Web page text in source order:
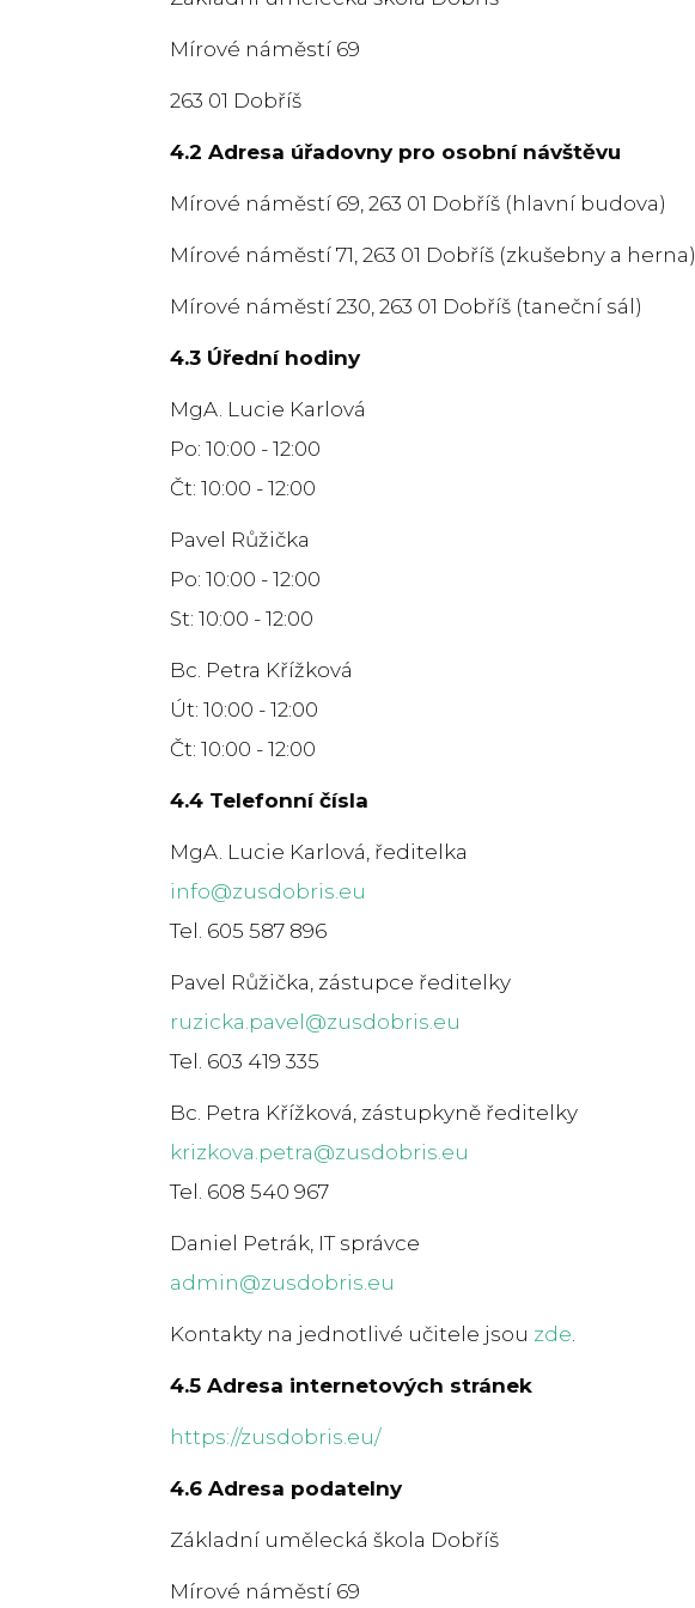
Mírové náměstí 69
263 01 Dobříš
4.2 Adresa úřadovny pro osobní návštěvu
Mírové náměstí 69, 263 01 Dobříš (hlavní budova)
Mírové náměstí 71, 263 01 Dobříš (zkušebny a herna)
Mírové náměstí 230, 263 01 Dobříš (taneční sál)
4.3 Úřední hodiny
MgA. Lucie Karlová
Po: 10:00 - 12:00
Čt: 10:00 - 12:00
Pavel Růžička
Po: 10:00 - 12:00
St: 10:00 - 12:00
Bc. Petra Křížková
Út: 10:00 - 12:00
Čt: 10:00 - 12:00
4.4 Telefonní čísla
MgA. Lucie Karlová, ředitelka
info@zusdobris.eu
Tel. 605 587 896
Pavel Růžička, zástupce ředitelky
ruzicka.pavel@zusdobris.eu
Tel. 603 419 335
Bc. Petra Křížková, zástupkyně ředitelky
krizkova.petra@zusdobris.eu
Tel. 608 540 967
Daniel Petrák, IT správce
admin@zusdobris.eu
Kontakty na jednotlivé učitele jsou zde
4.5 Adresa internetových stránek
https://zusdobris.eu/
4.6 Adresa podatelny
Základní umělecká škola Dobříš
Mírové náměstí 69